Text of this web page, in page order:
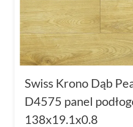
Swiss Krono Dąb
D4575 panel
138x19.1x0.8